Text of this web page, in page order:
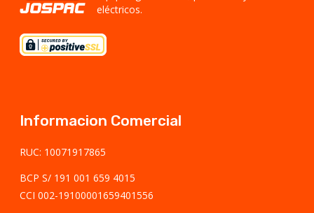
eléctricos.
Informacion Comercial
RUC: 10071917865
BCP S/ 191 001 659 4015
CCI 002-19100001659401556